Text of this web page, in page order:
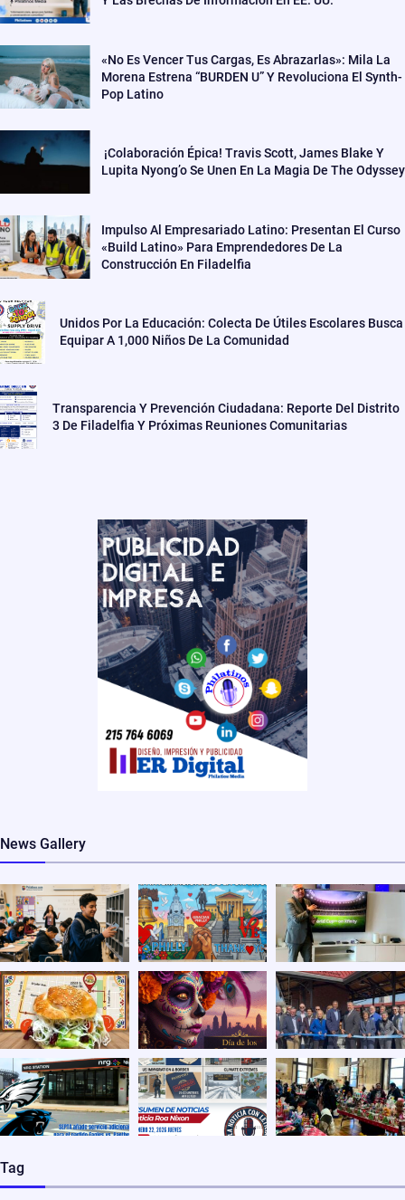
«No Es Vencer Tus Cargas, Es Abrazarlas»: Mila La
Morena Estrena “BURDEN U” Y Revoluciona El Synth-
Pop Latino
¡Colaboración Épica! Travis Scott, James Blake Y
Lupita Nyong’o Se Unen En La Magia De The Odyssey
Impulso Al Empresariado Latino: Presentan El Curso
«Build Latino» Para Emprendedores De La
Construcción En Filadelfia
Unidos Por La Educación: Colecta De Útiles Escolares Busca
Equipar A 1,000 Niños De La Comunidad
Transparencia Y Prevención Ciudadana: Reporte Del Distrito
3 De Filadelfia Y Próximas Reuniones Comunitarias
News Gallery
Tag